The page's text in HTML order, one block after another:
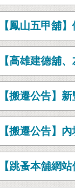
【鳳山五甲舖
【高雄建德舖
【搬遷公告】
【搬遷公告】
【跳蚤本舖網